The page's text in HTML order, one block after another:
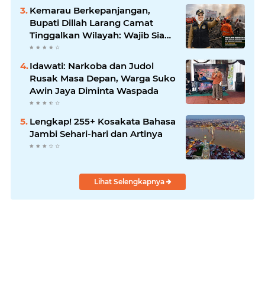
Kemarau Berkepanjangan,
Bupati Dillah Larang Camat
Tinggalkan Wilayah: Wajib Siaga
Hadapi Karhutla dan Kebakaran
Idawati: Narkoba dan Judol
Rusak Masa Depan, Warga Suko
Awin Jaya Diminta Waspada
Lengkap! 255+ Kosakata Bahasa
Jambi Sehari-hari dan Artinya
Lihat Selengkapnya